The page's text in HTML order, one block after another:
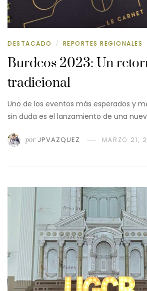
DESTACADO / REPORTES REGIONALES
Burdeos 2023: Un
tradicional
Uno de los eventos más esperados y
sin duda es el lanzamiento de una
por JPVAZQUEZ MARZO 21,